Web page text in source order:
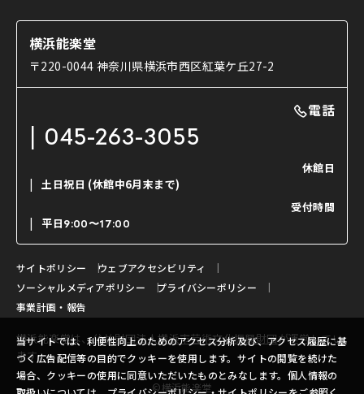
当サイトでは、利便性向上のためのアクセス分析及び、アクセス履歴に基
づく広告配信等の目的でクッキーを使用します。サイトの閲覧を続けた
場合、クッキーの使用に同意いただいたものとみなします。個人情報の
楽屋
ご利用の流れ
利用料金表
能舞台と演じ手
使用する道具
能・狂言の曲目説明
日本の古典芸能
コラム
OTABISHO
チケット購入方法
ご寄附について
よくいただくご質問
お問い合わせ
横浜能楽堂
〒220-0044 神奈川県横浜市西区紅葉ケ丘27-2
電話
045-263-3055
休館日
土日祝日 (休館中6月末まで)
受付時間
平日9:00〜17:00
サイトポリシー
ウェブアクセシビリティ
ソーシャルメディアポリシー
プライバシーポリシー
事業計画・報告
横浜能楽堂は、公益財団法人横浜市芸術文化振興財団が運営してい
ます。
©横浜能楽堂